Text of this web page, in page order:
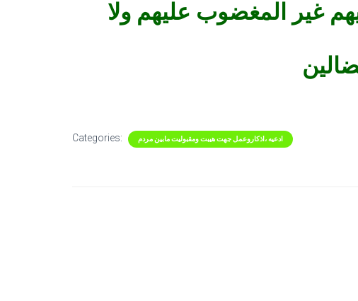
غير المغضوب عليهم ولا
Categories: ادعیه ،اذکاروعمل جهت هیبت ومقبولیت مابین مردم